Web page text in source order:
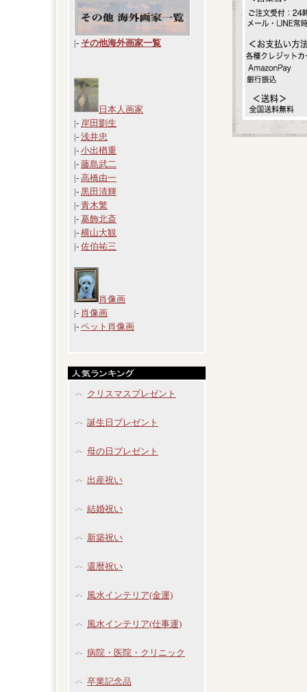
|- その他海外画家一覧
日本人画家
|- 岸田劉生
|- 浅井忠
|- 小出楢重
|- 藤島武二
|- 高橋由一
|- 黒田清輝
|- 青木繁
|- 葛飾北斎
|- 横山大観
|- 佐伯祐三
肖像画
|- 肖像画
|- ペット肖像画
クリスマスプレゼント
誕生日プレゼント
母の日プレゼント
出産祝い
結婚祝い
新築祝い
還暦祝い
風水インテリア(金運)
風水インテリア(仕事運)
病院・医院・クリニック
卒業記念品